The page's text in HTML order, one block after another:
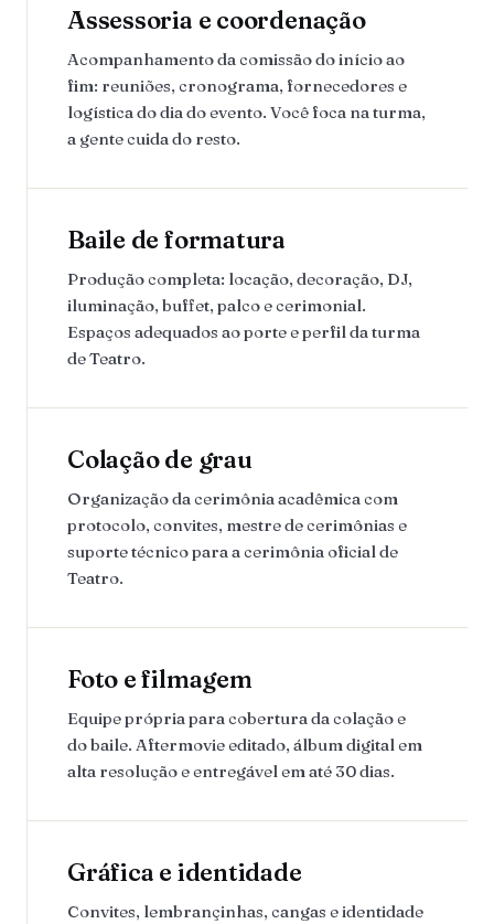
Assessoria e coordenação
Acompanhamento da comissão do início ao
fim: reuniões, cronograma, fornecedores e
logística do dia do evento. Você foca na turma,
a gente cuida do resto.
Baile de formatura
Produção completa: locação, decoração, DJ,
iluminação, buffet, palco e cerimonial.
Espaços adequados ao porte e perfil da turma
de Teatro.
Colação de grau
Organização da cerimônia acadêmica com
protocolo, convites, mestre de cerimônias e
suporte técnico para a cerimônia oficial de
Teatro.
Foto e filmagem
Equipe própria para cobertura da colação e
do baile. Aftermovie editado, álbum digital em
alta resolução e entregável em até 30 dias.
Gráfica e identidade
Convites, lembrançinhas, cangas e identidade